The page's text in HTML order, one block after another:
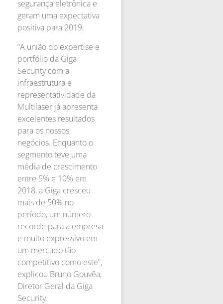
segurança eletrônica e
geram uma expectativa
positiva para 2019.
“A união do expertise e
portfólio da Giga
Security com a
infraestrutura e
representatividade da
Multilaser já apresenta
excelentes resultados
para os nossos
negócios. Enquanto o
segmento teve uma
média de crescimento
entre 5% e 10% em
2018, a Giga cresceu
mais de 50% no
período, um número
recorde para a empresa
e muito expressivo em
um mercado tão
competitivo como este”,
explicou Bruno Gouvêa,
Diretor Geral da Giga
Security.